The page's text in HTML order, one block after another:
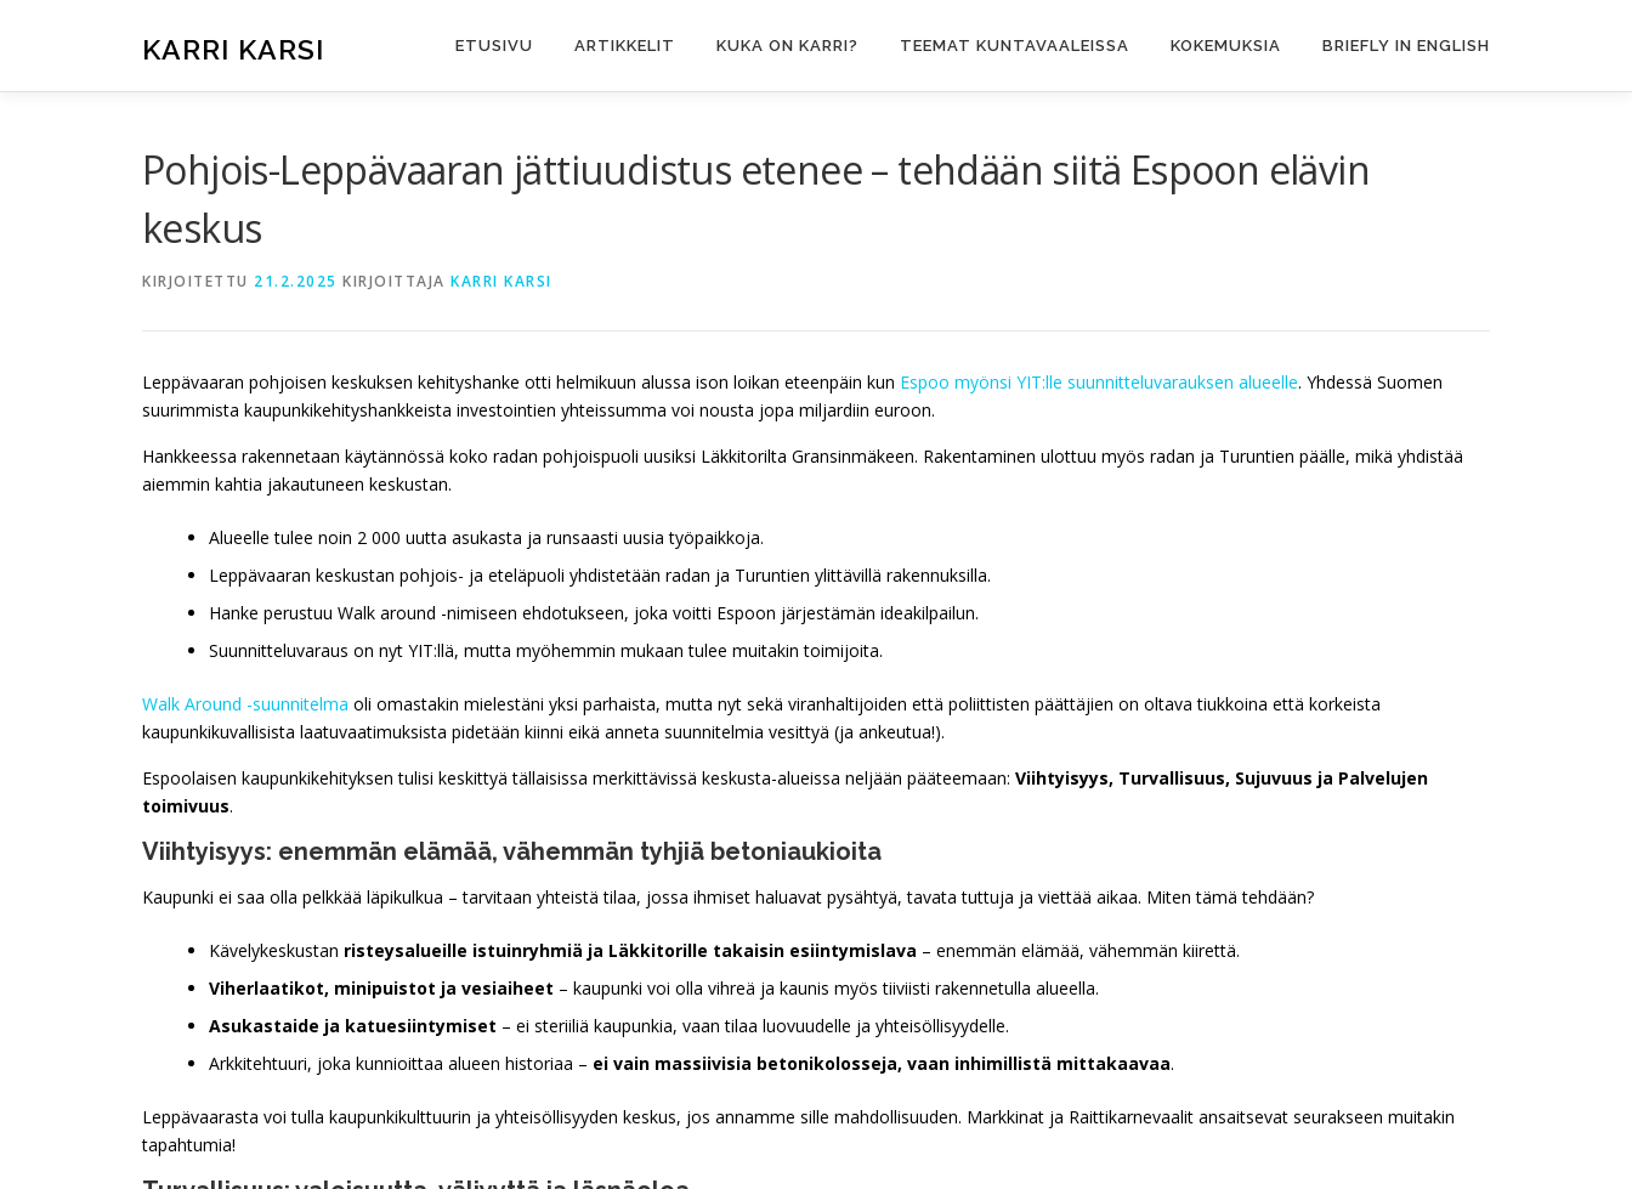
KARRI KARSI ETUSIVU ARTIKKELIT KUKA ON KARRI? TEEMAT KUNTAVAALEISSA KOKEMUKSIA BRIEFLY IN ENGLISH
Pohjois-Leppävaaran jättiuudistus etenee – tehdään siitä Espoon elävin
keskus
KIRJOITETTU 21.2.2025 KIRJOITTAJA KARRI KARSI
Leppävaaran pohjoisen keskuksen kehityshanke otti helmikuun alussa ison loikan eteenpäin kun Espoo myönsi YIT:lle suunnitteluvarauksen alueelle. Yhdessä Suomen
suurimmista kaupunkikehityshankkeista investointien yhteissumma voi nousta jopa miljardiin euroon.
Hankkeessa rakennetaan käytännössä koko radan pohjoispuoli uusiksi Läkkitorilta Gransinmäkeen. Rakentaminen ulottuu myös radan ja Turuntien päälle, mikä yhdistää
aiemmin kahtia jakautuneen keskustan.
Alueelle tulee noin 2 000 uutta asukasta ja runsaasti uusia työpaikkoja.
Leppävaaran keskustan pohjois- ja eteläpuoli yhdistetään radan ja Turuntien ylittävillä rakennuksilla.
Hanke perustuu Walk around -nimiseen ehdotukseen, joka voitti Espoon järjestämän ideakilpailun.
Suunnitteluvaraus on nyt YIT:llä, mutta myöhemmin mukaan tulee muitakin toimijoita.
Walk Around -suunnitelma oli omastakin mielestäni yksi parhaista, mutta nyt sekä viranhaltijoiden että poliittisten päättäjien on oltava tiukkoina että korkeista
kaupunkikuvallisista laatuvaatimuksista pidetään kiinni eikä anneta suunnitelmia vesittyä (ja ankeutua!).
Espoolaisen kaupunkikehityksen tulisi keskittyä tällaisissa merkittävissä keskusta-alueissa neljään pääteemaan: Viihtyisyys, Turvallisuus, Sujuvuus ja Palvelujen
toimivuus.
Viihtyisyys: enemmän elämää, vähemmän tyhjiä betoniaukioita
Kaupunki ei saa olla pelkkää läpikulkua – tarvitaan yhteistä tilaa, jossa ihmiset haluavat pysähtyä, tavata tuttuja ja viettää aikaa. Miten tämä tehdään?
Kävelykeskustan risteysalueille istuinryhmiä ja Läkkitorille takaisin esiintymislava – enemmän elämää, vähemmän kiirettä.
Viherlaatikot, minipuistot ja vesiaiheet – kaupunki voi olla vihreä ja kaunis myös tiiviisti rakennetulla alueella.
Asukastaide ja katuesiintymiset – ei steriiliä kaupunkia, vaan tilaa luovuudelle ja yhteisöllisyydelle.
Arkkitehtuuri, joka kunnioittaa alueen historiaa – ei vain massiivisia betonikolosseja, vaan inhimillistä mittakaavaa.
Leppävaarasta voi tulla kaupunkikulttuurin ja yhteisöllisyyden keskus, jos annamme sille mahdollisuuden. Markkinat ja Raittikarnevaalit ansaitsevat seurakseen muitakin
tapahtumia!